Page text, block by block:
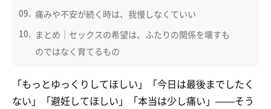
痛みや不安が続く時は、我慢しなくていい
まとめ｜セックスの希望は、ふたりの関係を壊すも
のではなく育てるもの
「もっとゆっくりしてほしい」「今日は最後までしたく
ない」「避妊してほしい」「本当は少し痛い」——そう